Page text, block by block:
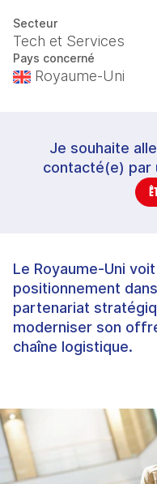
Secteur
Tech et Services
Pays concerné
Royaume-Uni
Je souhaite
contacté(e) par
Le Royaume‑Uni
positionnement
partenariat
moderniser son
chaîne logistique.